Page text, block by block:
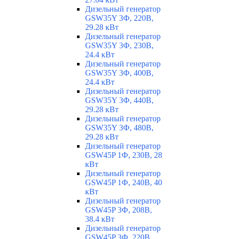
Дизельный генератор
GSW35Y 3Ф, 220В,
29.28 кВт
Дизельный генератор
GSW35Y 3Ф, 230В,
24.4 кВт
Дизельный генератор
GSW35Y 3Ф, 400В,
24.4 кВт
Дизельный генератор
GSW35Y 3Ф, 440В,
29.28 кВт
Дизельный генератор
GSW35Y 3Ф, 480В,
29.28 кВт
Дизельный генератор
GSW45P 1Ф, 230В, 28
кВт
Дизельный генератор
GSW45P 1Ф, 240В, 40
кВт
Дизельный генератор
GSW45P 3Ф, 208В,
38.4 кВт
Дизельный генератор